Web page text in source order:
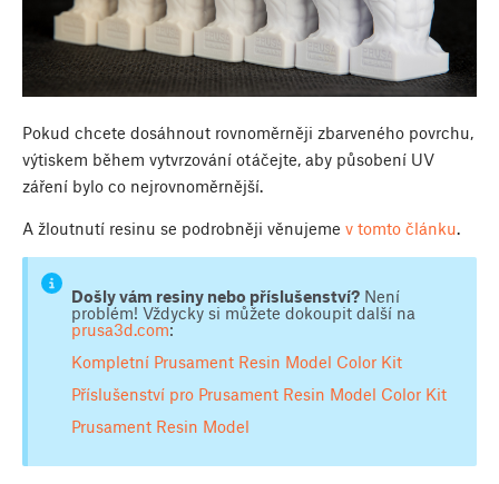
Pokud chcete dosáhnout rovnoměrněji zbarveného povrchu,
výtiskem během vytvrzování otáčejte, aby působení UV
záření bylo co nejrovnoměrnější.
A žloutnutí resinu se podrobněji věnujeme v tomto článku.
Došly vám resiny nebo příslušenství?Není
problém! Vždycky si můžete dokoupit další na
prusa3d.com:
Kompletní Prusament Resin Model Color Kit
Příslušenství pro Prusament Resin Model Color Kit
Prusament Resin Model